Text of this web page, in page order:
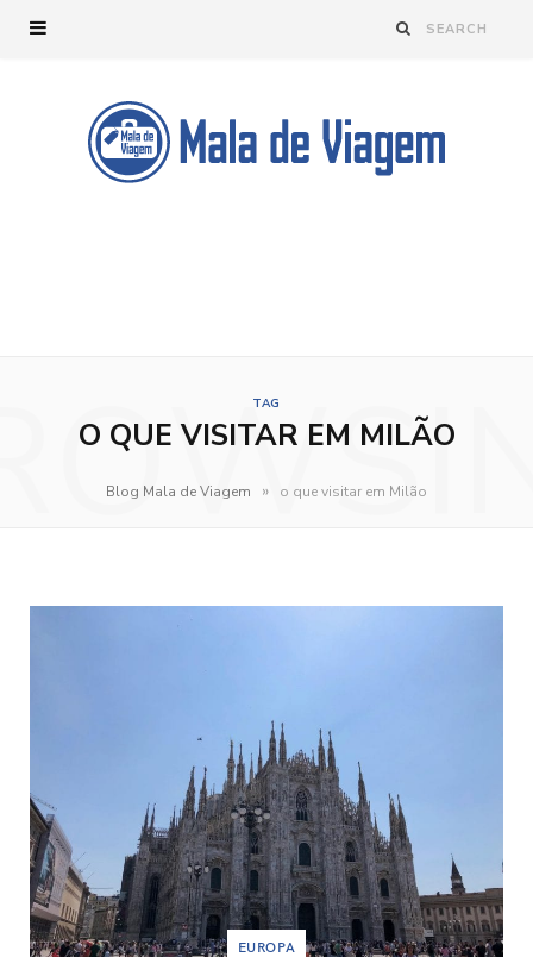
TAG
O QUE VISITAR EM MILÃO
Blog Mala de Viagem » o que visitar em Milão
EUROPA